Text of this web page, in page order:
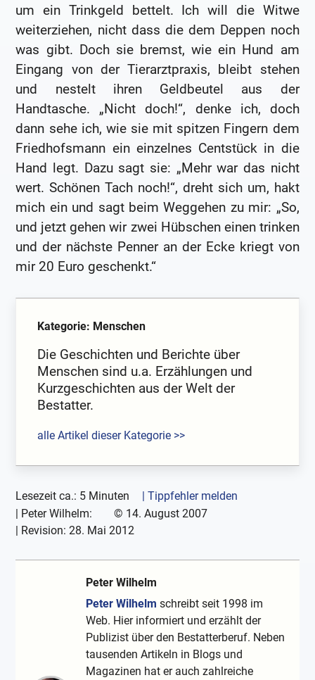
um ein Trinkgeld bettelt. Ich will die Witwe
weiterziehen, nicht dass die dem Deppen noch
was gibt. Doch sie bremst, wie ein Hund am
Eingang von der Tierarztpraxis, bleibt stehen
und nestelt ihren Geldbeutel aus der
Handtasche. „Nicht doch!“, denke ich, doch
dann sehe ich, wie sie mit spitzen Fingern dem
Friedhofsmann ein einzelnes Centstück in die
Hand legt. Dazu sagt sie: „Mehr war das nicht
wert. Schönen Tach noch!“, dreht sich um, hakt
mich ein und sagt beim Weggehen zu mir: „So,
und jetzt gehen wir zwei Hübschen einen trinken
und der nächste Penner an der Ecke kriegt von
mir 20 Euro geschenkt.“
Kategorie: Menschen
Die Geschichten und Berichte über
Menschen sind u.a. Erzählungen und
Kurzgeschichten aus der Welt der
Bestatter.
alle Artikel dieser Kategorie >>
Lesezeit ca.: 5 Minuten
| Tippfehler melden
| Peter Wilhelm: © 14. August 2007
| Revision:28. Mai 2012
Peter Wilhelm
Peter Wilhelm schreibt seit 1998 im
Web. Hier informiert und erzählt der
Publizist über den Bestatterberuf. Neben
tausenden Artikeln in Blogs und
Magazinen hat er auch zahlreiche